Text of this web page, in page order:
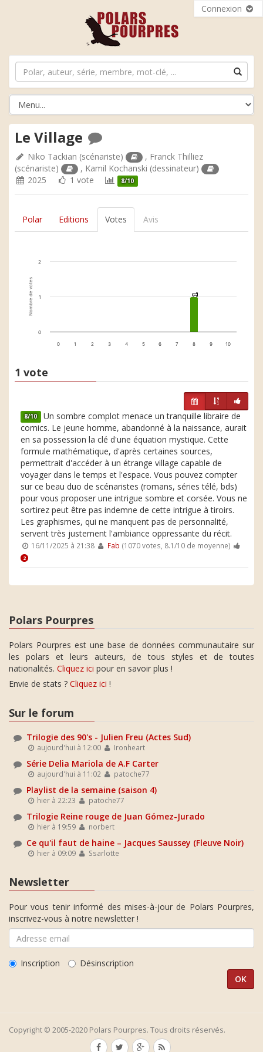
Connexion
Le Village
Niko Tackian (scénariste) , Franck Thilliez
(scénariste)
, Kamil Kochanski (dessinateur)
2025
1 vote 8/10
Polar Editions Votes Avis
Nombre de votes 1
1
0 1 2 3 4 5 6 7 8 9 10
0
1
2
1 vote
8/10 Un sombre complot menace un tranquille libraire de
comics. Le jeune homme, abandonné à la naissance, aurait
en sa possession la clé d'une équation mystique. Cette
formule mathématique, d'après certaines sources,
permettrait d'accéder à un étrange village capable de
voyager dans le temps et l'espace. Vous pouvez compter
sur ce beau duo de scénaristes (romans, séries télé, bds)
pour vous proposer une intrigue sombre et corsée. Vous ne
sortirez peut être pas indemne de cette intrigue à tiroirs.
Les graphismes, qui ne manquent pas de personnalité,
servent très justement l'ambiance oppressante du récit.
16/11/2025 à 21:38 Fab (1070 votes, 8.1/10 de moyenne)
2
Polars Pourpres
Polars Pourpres est une base de données communautaire sur
les polars et leurs auteurs, de tous styles et de toutes
nationalités. Cliquez ici pour en savoir plus !
Envie de stats ? Cliquez ici !
Sur le forum
Trilogie des 90's - Julien Freu (Actes Sud)
aujourd'hui à 12:00 Ironheart
Série Delia Mariola de A.F Carter
aujourd'hui à 11:02 patoche77
Playlist de la semaine (saison 4)
hier à 22:23 patoche77
Trilogie Reine rouge de Juan Gómez-Jurado
hier à 19:59 norbert
Ce qu'il faut de haine – Jacques Saussey (Fleuve Noir)
hier à 09:09 Ssarlotte
Newsletter
Pour vous tenir informé des mises-à-jour de Polars Pourpres,
inscrivez-vous à notre newsletter !
Inscription Désinscription
Copyright © 2005-2020 Polars Pourpres. Tous droits réservés.